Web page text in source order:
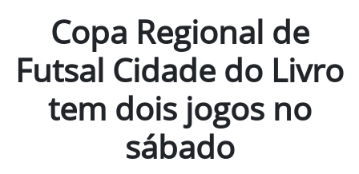
Copa Regional de
Futsal Cidade do Livro
tem dois jogos no
sábado